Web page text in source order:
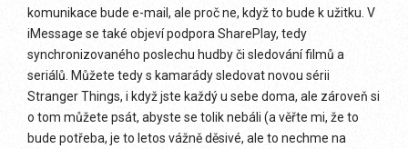
komunikace bude e-mail, ale proč ne, když to bude k užitku. V
iMessage se také objeví podpora SharePlay, tedy
synchronizovaného poslechu hudby či sledování filmů a
seriálů. Můžete tedy s kamarády sledovat novou sérii
Stranger Things, i když jste každý u sebe doma, ale zároveň si
o tom můžete psát, abyste se tolik nebáli (a věřte mi, že to
bude potřeba, je to letos vážně děsivé, ale to nechme na